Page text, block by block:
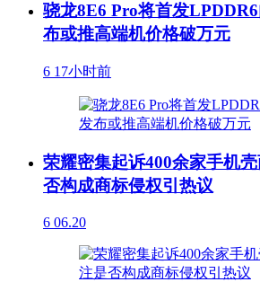
骁龙8E6 Pro将首发
布或推高端机价格破万元
6 17小时前
荣耀密集起诉400余家手机
否构成商标侵权引热议
6 06.20